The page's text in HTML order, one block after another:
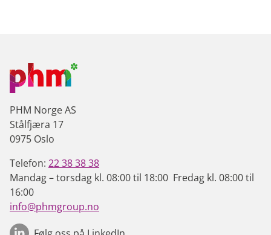
PHM Norge AS
Stålfjæra 17
0975 Oslo
Telefon: 22 38 38 38
Mandag – torsdag kl. 08:00 til 18:00 Fredag kl. 08:00 til
16:00
info@phmgroup.no